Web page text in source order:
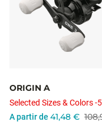
ORIGIN A
Selected Sizes & Colors -
A partir de 41,48 €